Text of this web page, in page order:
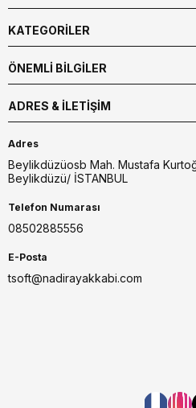
KATEGORİLER
ÖNEMLİ BİLGİLER
ADRES & İLETIŞIM
Adres
Beylikdüzüosb Mah. Mustafa
Beylikdüzü/ İSTANBUL
Telefon Numarası
08502885556
E-Posta
tsoft@nadirayakkabi.com